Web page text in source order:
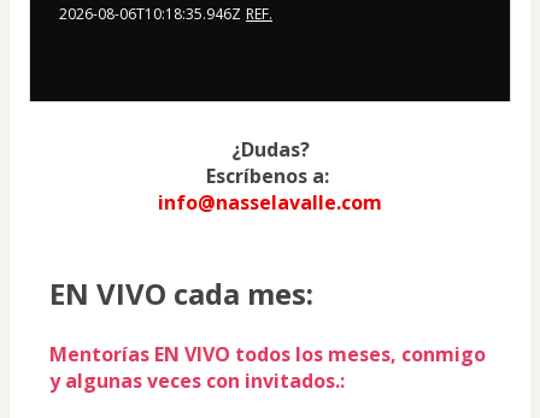
2026-08-06T10:18:35.946Z REF.
¿Dudas?
Escríbenos a:
info@nasselavalle.com
EN VIVO cada mes:
Mentorías EN VIVO todos los meses, conmigo
y algunas veces con invitados.: